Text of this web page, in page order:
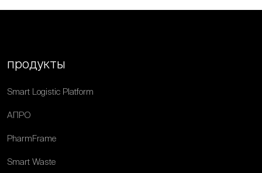
продукты
Smart Logistic Platform
АПРО
PharmFrame
Smart Waste